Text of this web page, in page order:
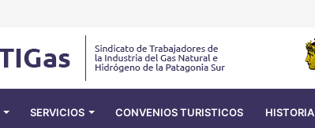
SERVICIOS CONVENIOS TURISTICOS HISTORIA